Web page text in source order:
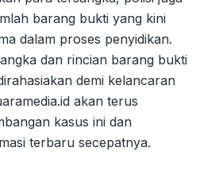
barang bukti yang kini
dalam proses penyidikan.
dan rincian barang bukti
demi kelancaran
akan terus
kasus ini dan
terbaru secepatnya.